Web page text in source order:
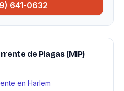
641-0632
de Plagas (MIP)
en Harlem